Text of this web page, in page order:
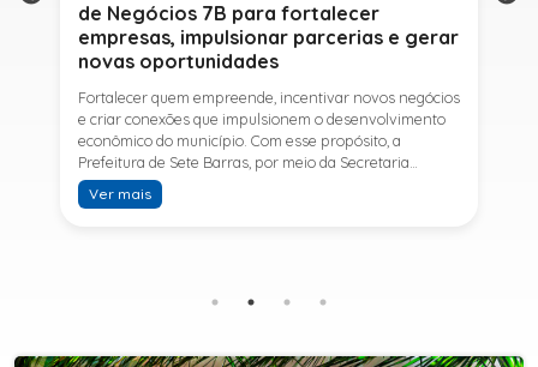
de Negócios 7B para fortalecer
empresas, impulsionar parcerias e gerar
novas oportunidades
Fortalecer quem empreende, incentivar novos negócios
e criar conexões que impulsionem o desenvolvimento
econômico do município. Com esse propósito, a
Prefeitura de Sete Barras, por meio da Secretaria
Municipal de Turismo e Desenvolvimento Econômico,
promove na próxima terça-feira (11) a Rede de Negócios
telecomunicações e fundador da empresa Seu
Ver mais